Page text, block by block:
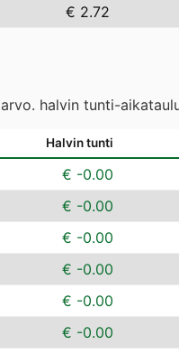
€ 2.72
halvin tunti-
Halvin tunti
€ -0.00
€ -0.00
€ -0.00
€ -0.00
€ -0.00
€ -0.00